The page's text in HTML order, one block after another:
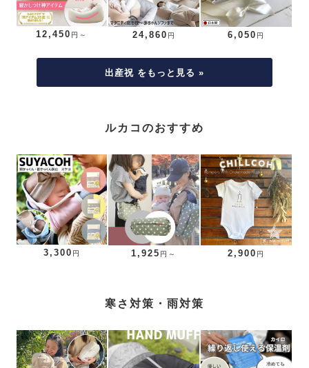
12,450 円～ 24,860 円 6,050 円
出産祝 をもっと見る »
ルカコのおすすめ
3,300 円 1,925 円～ 2,900 円
寒さ対策・雨対策